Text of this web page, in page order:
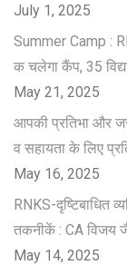
July 1, 2025
Summer Camp :
क चलेगा कैंप, 35
May 21, 2025
आपकी प्रतिभा और
व सहायता के लिए
May 16, 2025
RNKS-दृष्टिबाधित
तकनीकें : CA विजय
May 14, 2025